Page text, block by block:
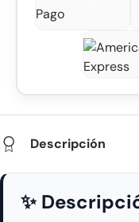
Descripción
✨